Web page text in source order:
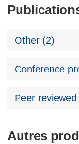
Other (2)
Conference
Peer
Autres